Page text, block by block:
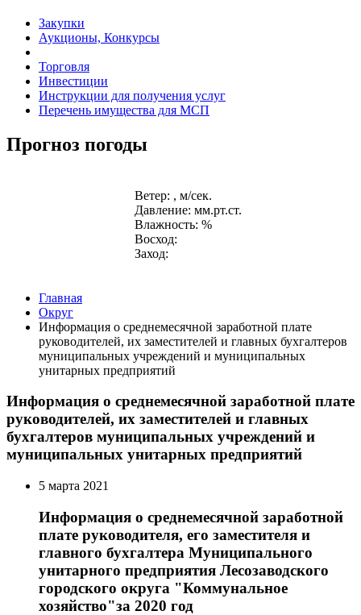
Закупки
Аукционы, Конкурсы
Торговля
Инвестиции
Инструкции для получения услуг
Перечень имущества для МСП
Прогноз погоды
Ветер: , м/сек.
Давление: мм.рт.ст.
Влажность: %
Восход:
Заход:
Главная
Округ
Информация о среднемесячной заработной плате
руководителей, их заместителей и главных бухгалтеров
муниципальных учреждений и муниципальных
унитарных предприятий
Информация о среднемесячной заработной плате
руководителей, их заместителей и главных
бухгалтеров муниципальных учреждений и
муниципальных унитарных предприятий
5 марта 2021
Информация о среднемесячной заработной
плате руководителя, его заместителя и
главного бухгалтера Муниципального
унитарного предприятия Лесозаводского
городского округа "Коммунальное
хозяйство"за 2020 год